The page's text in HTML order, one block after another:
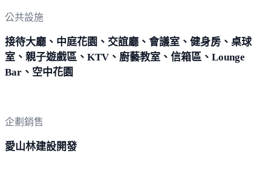
公共設施
接待大廳、中庭花園、交誼廳、會議室、健身房、桌球
室、親子遊戲區、KTV、廚藝教室、信箱區、Lounge
Bar、空中花園
企劃銷售
愛山林建設開發